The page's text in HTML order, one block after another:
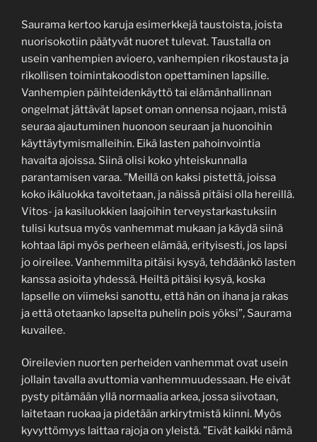
Saurama kertoo karuja esimerkkejä taustoista, joista
nuorisokotiin päätyvät nuoret tulevat. Taustalla on
usein vanhempien avioero, vanhempien rikostausta ja
rikollisen toimintakoodiston opettaminen lapsille.
Vanhempien päihteidenkäyttö tai elämänhallinnan
ongelmat jättävät lapset oman onnensa nojaan, mistä
seuraa ajautuminen huonoon seuraan ja huonoihin
käyttäytymismalleihin. Eikä lasten pahoinvointia
havaita ajoissa. Siinä olisi koko yhteiskunnalla
parantamisen varaa. ”Meillä on kaksi pistettä, joissa
koko ikäluokka tavoitetaan, ja näissä pitäisi olla hereillä.
Vitos- ja kasiluokkien laajoihin terveystarkastuksiin
tulisi kutsua myös vanhemmat mukaan ja käydä siinä
kohtaa läpi myös perheen elämää, erityisesti, jos lapsi
jo oireilee. Vanhemmilta pitäisi kysyä, tehdäänkö lasten
kanssa asioita yhdessä. Heiltä pitäisi kysyä, koska
lapselle on viimeksi sanottu, että hän on ihana ja rakas
ja että otetaanko lapselta puhelin pois yöksi”, Saurama
kuvailee.
Oireilevien nuorten perheiden vanhemmat ovat usein
jollain tavalla avuttomia vanhemmuudessaan. He eivät
pysty pitämään yllä normaalia arkea, jossa siivotaan,
laitetaan ruokaa ja pidetään arkirytmistä kiinni. Myös
kyvyttömyys laittaa rajoja on yleistä. ”Eivät kaikki nämä